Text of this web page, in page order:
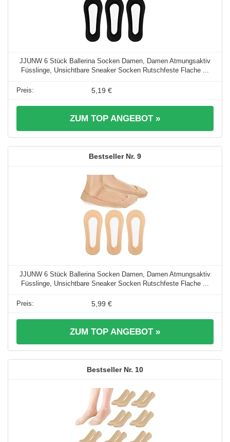
JJUNW 6 Stück Ballerina Socken Damen, Damen Atmungsaktiv
Füsslinge, Unsichtbare Sneaker Socken Rutschfeste Flache ...
5,19 €
ZUM TOP ANGEBOT »
9
JJUNW 6 Stück Ballerina Socken Damen, Damen Atmungsaktiv
Füsslinge, Unsichtbare Sneaker Socken Rutschfeste Flache ...
5,99 €
ZUM TOP ANGEBOT »
10